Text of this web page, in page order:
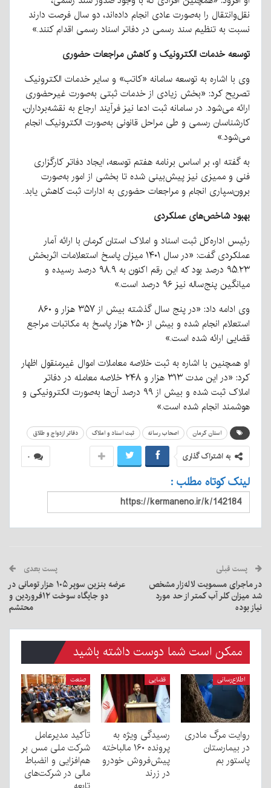
نقل‌وانتقال را به‌صورت عادی انجام داده‌اند، دو سال فرصت دارند
نسبت به تنظیم سند رسمی در دفاتر اسناد رسمی اقدام کنند.»
توسعه خدمات الکترونیک و کاهش مراجعات حضوری
وی با اشاره به توسعه سامانه «کاتب» و سایر خدمات الکترونیک
تصریح کرد: «بخش زیادی از خدمات ثبتی به‌صورت غیرحضوری
ارائه می‌شود. در سامانه ثبت ادعا نیز فرآیند ارجاع به نقشه‌برداران،
کارشناسان رسمی و طی مراحل قانونی به‌صورت الکترونیک انجام
می‌شود.»
به گفته او، بر اساس برنامه هفتم توسعه، ایجاد دفاتر کارگزاری
فنی و ممیزی نیز پیش‌بینی شده تا بخشی از امور به‌صورت
برون‌سپاری انجام و مراجعات حضوری به ادارات ثبت کاهش یابد.
بهبود شاخص‌های عملکردی
رئیس اداره‌کل ثبت اسناد و املاک استان کرمان با ارائه آمار
عملکردی گفت: «در سال ۱۴۰۱ میزان پاسخ استعلامات اثربخش
۹۵.۲۳ درصد بود که این رقم اکنون به ۹۸.۹ درصد رسیده و
میانگین پنج‌ساله نیز ۹۶ درصد است.»
وی ادامه داد: «در پنج سال گذشته بیش از ۳۵۷ هزار و ۸۶۰
استعلام انجام شده و بیش از ۲۵۰ هزار پاسخ به مکاتبات مراجع
قضایی ارائه شده است.»
او همچنین با اشاره به ثبت خلاصه معاملات اموال غیرمنقول اظهار
کرد: «در این مدت ۳۱۳ هزار و ۲۴۸ خلاصه معامله در دفاتر
املاک ثبت شده و بیش از ۹۹ درصد آن‌ها به‌صورت الکترونیکی و
هوشمند انجام شده است.»
استان کرمان اصحاب رسانه ثبت اسناد و املاک دفاتر ازدواج و طلاق
۰ به اشتراک گذاری
لینک کوتاه مطلب :
پست قبلی
در ماجرای مسمویت لاله‌زار مشخص
شد میزان کلر آب کمتر از حد مورد
نیاز بوده
پست بعدی
عرضه بنزین سوپر ۱۰۵ هزار تومانی در
دو جایگاه سوخت ۱۲فروردین و
محتشم
ممکن است شما دوست داشته باشید
اطلاع‌رسانی
روایت مرگ مادری
در بیمارستان
پاستور بم
قضایی
رسیدگی ویژه به
پرونده ۱۶۰ مالباخته
پیش‌فروش خودرو
در زرند
صنعت
تأکید مدیرعامل
شرکت ملی مس بر
هم‌افزایی و انضباط
مالی در شرکت‌های